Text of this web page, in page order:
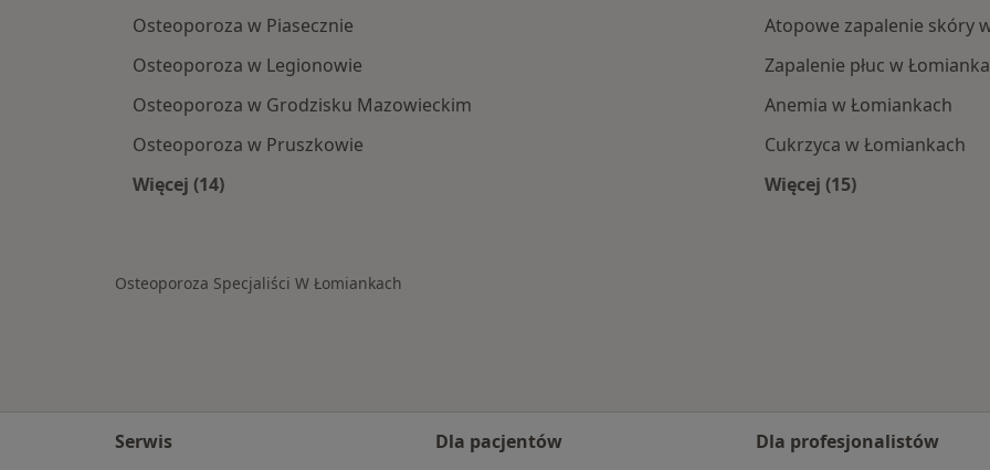
Osteoporoza w Piasecznie
Osteoporoza w Legionowie
Osteoporoza w Grodzisku Mazowieckim
Osteoporoza w Pruszkowie
Więcej (14)
Atopowe zapalenie skóry
Zapalenie płuc w
Anemia w Łomiankach
Cukrzyca w Łomiankach
Więcej (15)
Osteoporoza Specjaliści W Łomiankach
Serwis
Dla pacjentów
Dla profesjonalistów